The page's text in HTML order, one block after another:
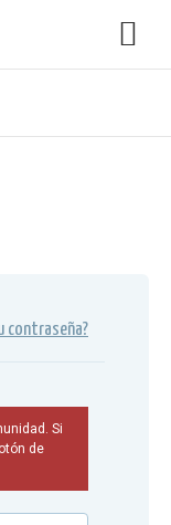
contraseña?
Si
de